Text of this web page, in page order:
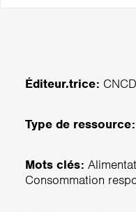
Éditeur.trice: CNCD
Type de ressource:
Mots clés:
Consommation